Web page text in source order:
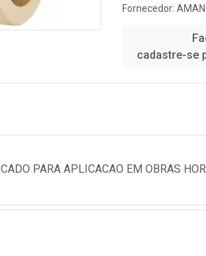
Fornecedor:
cadastre-se
PARA APLICACAO EM OBRAS